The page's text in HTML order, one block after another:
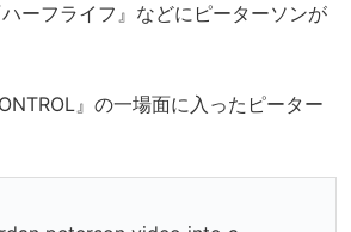
ハーフライフ』などにピーターソンが
』の一場面に入ったピーター